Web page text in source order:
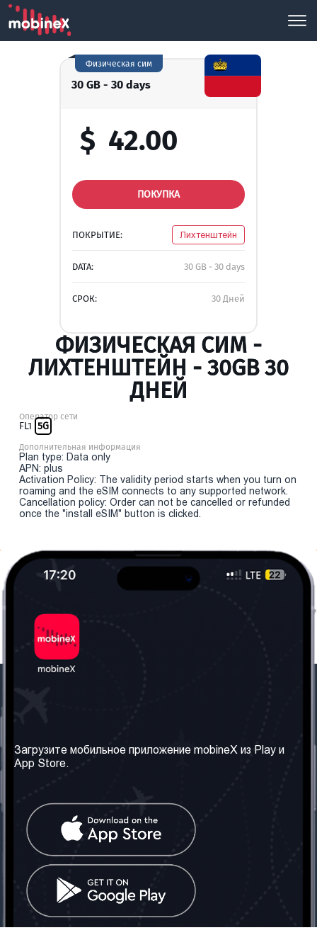
30 GB - 30 days
Физическая сим
$ 42.00
ПОКУПКА
ПОКРЫТИЕ: Лихтенштейн
DATA: 30 GB - 30 days
СРОК: 30 Дней
ФИЗИЧЕСКАЯ СИМ -
ЛИХТЕНШТЕЙН - 30GB 30
ДНЕЙ
Оператор сети
FL1 5G
Дополнительная информация
Plan type: Data only
APN: plus
Activation Policy: The validity period starts when you turn on
roaming and the eSIM connects to any supported network.
Cancellation policy: Order can not be cancelled or refunded
once the "install eSIM" button is clicked.
Наши сервисы
Правила и Условия
Часто задаваемые
вопросы
Контакт
Грузия: Тбилиси
Телефон: +442030340050
Email:info@mobinex.com
Социальные сети
Загрузите мобильное приложение mobineX из Play и
App Store.